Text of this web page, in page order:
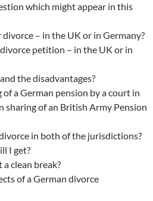
which might appear in this
– in the UK or in Germany?
petition – in the UK or in
the disadvantages?
a German pension by a court in
sharing of an British Army Pension
in both of the jurisdictions?
I get?
clean break?
of a German divorce